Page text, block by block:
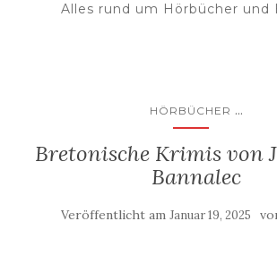
Alles rund um Hörbücher und
HÖRBÜCHER ...
Bretonische Krimis von
Bannalec
Veröffentlicht am Januar 19, 2025